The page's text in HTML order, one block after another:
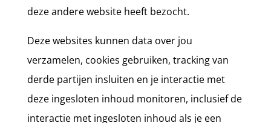
deze andere website heeft bezocht.
Deze websites kunnen data over jou
verzamelen, cookies gebruiken, tracking van
derde partijen insluiten en je interactie met
deze ingesloten inhoud monitoren, inclusief de
interactie met ingesloten inhoud als je een